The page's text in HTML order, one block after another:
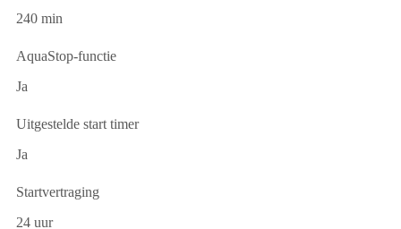
240 min
AquaStop-functie
Ja
Uitgestelde start timer
Ja
Startvertraging
24 uur